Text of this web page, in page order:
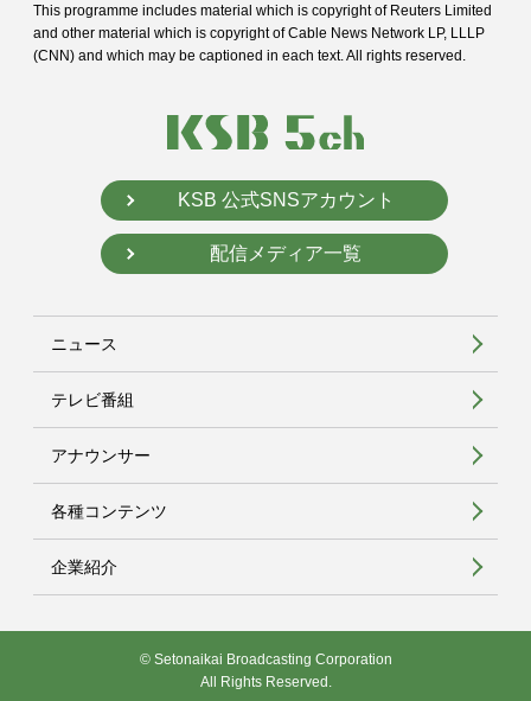
This programme includes material which is copyright of Reuters Limited
and other material which is copyright of Cable News Network LP, LLLP
(CNN) and which may be captioned in each text. All rights reserved.
KSB 公式SNSアカウント
配信メディア一覧
ニュース
テレビ番組
アナウンサー
各種コンテンツ
企業紹介
© Setonaikai Broadcasting Corporation
All Rights Reserved.